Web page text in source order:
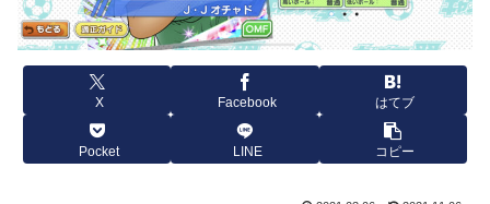
X Facebook はてブ
Pocket LINE コピー